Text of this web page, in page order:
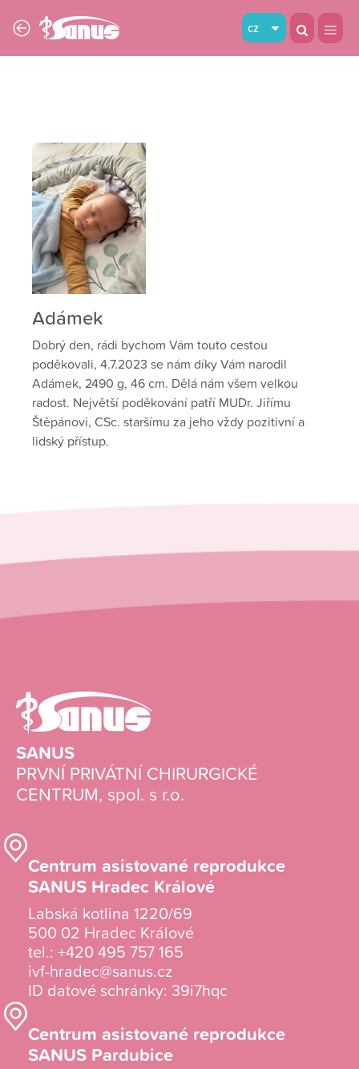
cz
Adámek
Dobrý den, rádi bychom Vám touto cestou
poděkovali, 4.7.2023 se nám díky Vám narodil
Adámek, 2490 g, 46 cm. Dělá nám všem velkou
radost. Největší poděkování patří MUDr. Jiřímu
Štěpánovi, CSc. staršímu za jeho vždy pozitivní a
lidský přístup.
SANUS
PRVNÍ PRIVÁTNÍ CHIRURGICKÉ
CENTRUM, spol. s r.o.
Centrum asistované reprodukce
SANUS Hradec Králové
Labská kotlina 1220/69
500 02 Hradec Králové
tel.: +420 495 757 165
ivf-hradec@sanus.cz
ID datové schránky: 39i7hqc
Centrum asistované reprodukce
SANUS Pardubice